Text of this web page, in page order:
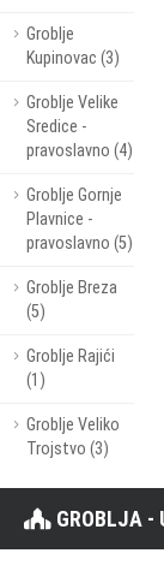
Groblje
Kupinovac (3)
Groblje Velike
Sredice -
pravoslavno (4)
Groblje Gornje
Plavnice -
pravoslavno (5)
Groblje Breza
(5)
Groblje Rajići
(1)
Groblje Veliko
Trojstvo (3)
GROBLJA -